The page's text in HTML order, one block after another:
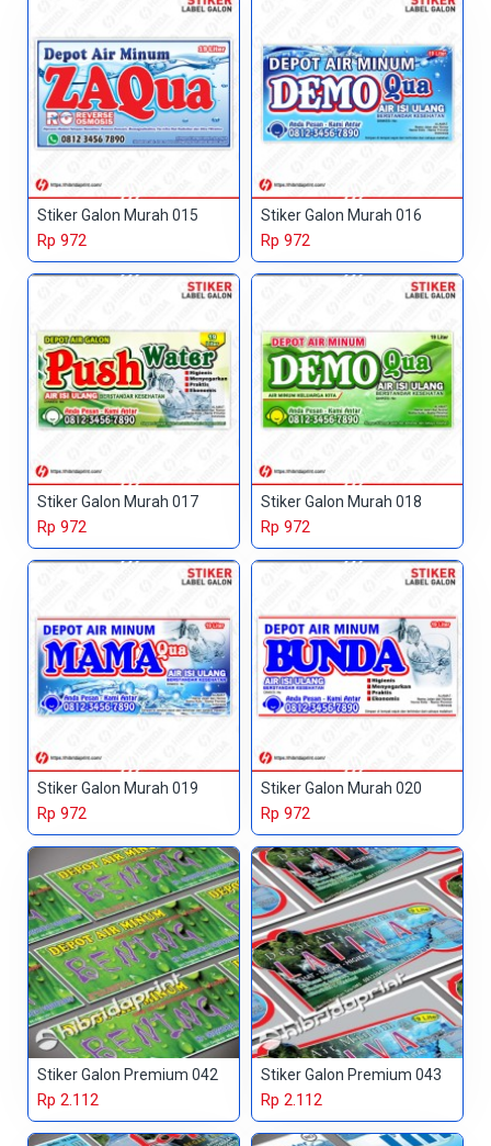
Stiker Galon Murah 015
Rp 972
Stiker Galon Murah 016
Rp 972
Stiker Galon Murah 017
Rp 972
Stiker Galon Murah 018
Rp 972
Stiker Galon Murah 019
Rp 972
Stiker Galon Murah 020
Rp 972
Stiker Galon Premium 042
Rp 2.112
Stiker Galon Premium 043
Rp 2.112